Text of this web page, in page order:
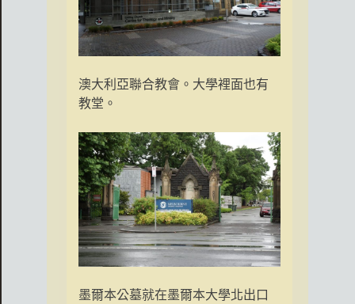
澳大利亞聯合教會。大學裡面也有
教堂。
墨爾本公墓就在墨爾本大學北出口